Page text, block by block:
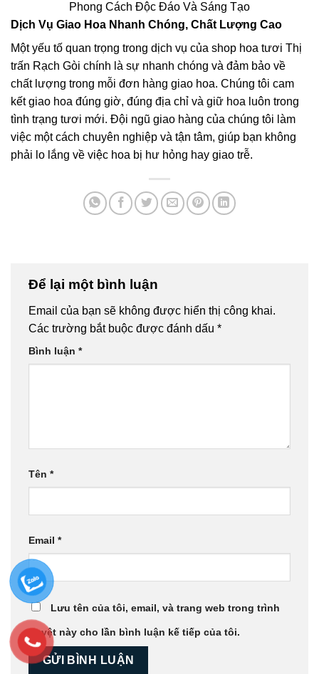
Phong Cách Độc Đáo Và Sáng Tạo
Dịch Vụ Giao Hoa Nhanh Chóng, Chất Lượng Cao
Một yếu tố quan trọng trong dịch vụ của shop hoa tươi Thị
trấn Rạch Gòi chính là sự nhanh chóng và đảm bảo về
chất lượng trong mỗi đơn hàng giao hoa. Chúng tôi cam
kết giao hoa đúng giờ, đúng địa chỉ và giữ hoa luôn trong
tình trạng tươi mới. Đội ngũ giao hàng của chúng tôi làm
việc một cách chuyên nghiệp và tận tâm, giúp bạn không
phải lo lắng về việc hoa bị hư hỏng hay giao trễ.
Để lại một bình luận
Email của bạn sẽ không được hiển thị công khai.
Các trường bắt buộc được đánh dấu *
Bình luận *
Tên *
Email *
Lưu tên của tôi, email, và trang web trong trình
duyệt này cho lần bình luận kế tiếp của tôi.